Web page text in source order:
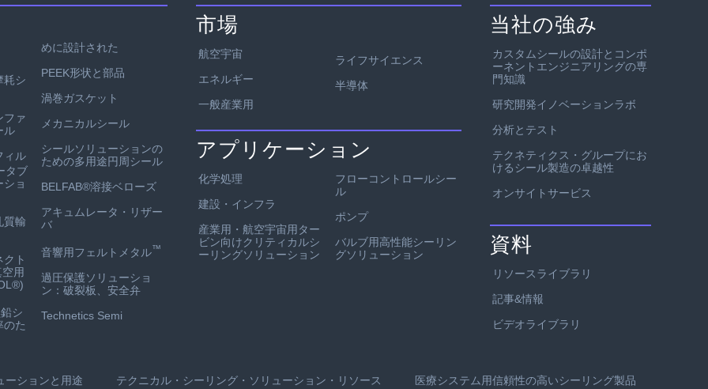
耗シ
ファ
ル
ィル
タブ
ョ
質輸
ト
用
シ
のた
めに設計された
PEEK形状と部品
渦巻ガスケット
メカニカルシール
シールソリューションの
ための多用途円周シール
BELFAB®溶接ベローズ
アキュムレータ・リザー
バ
音響用フェルトメタル™
過圧保護ソリューショ
ン：破裂板、安全弁
Technetics Semi
市場
航空宇宙
エネルギー
一般産業用
ライフサイエンス
半導体
アプリケーション
化学処理
建設・インフラ
産業用・航空宇宙用ター
ビン向けクリティカルシ
ーリングソリューション
フローコントロールシー
ル
ポンプ
バルブ用高性能シーリン
グソリューション
当社の強み
カスタムシールの設計とコンポ
ーネントエンジニアリングの専
門知識
研究開発イノベーションラボ
分析とテスト
テクネティクス・グループにお
けるシール製造の卓越性
オンサイトサービス
資料
リソースライブラリ
記事&情報
ビデオライブラリ
ーションと用途 テクニカル・シーリング・ソリューション・リソース 医療システム用信頼性の高いシーリング製品